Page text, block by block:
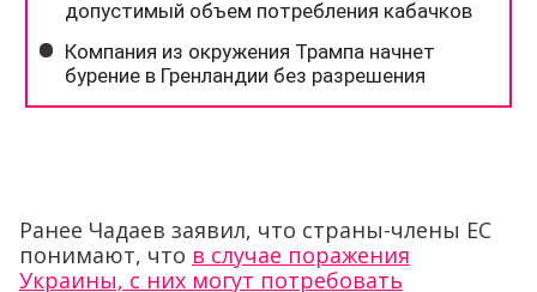
Ранее Чадаев заявил, что страны-члены ЕС
понимают, что в случае поражения
Украины, с них могут потребовать